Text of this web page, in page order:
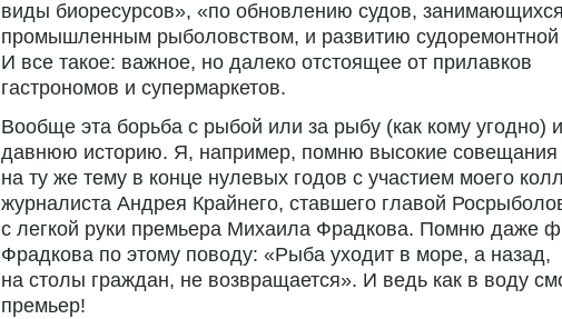
виды биоресурсов», «по обновлению судов, занимающихся
промышленным рыболовством, и развитию судоремонтной
И все такое: важное, но далеко отстоящее от прилавков
гастрономов и супермаркетов.
Вообще эта борьба с рыбой или за рыбу (как кому угодно)
давнюю историю. Я, например, помню высокие совещания
на ту же тему в конце нулевых годов с участием моего
журналиста Андрея Крайнего, ставшего главой
с легкой руки премьера Михаила Фрадкова. Помню даже
Фрадкова по этому поводу: «Рыба уходит в море, а назад,
на столы граждан, не возвращается». И ведь как в воду
премьер!